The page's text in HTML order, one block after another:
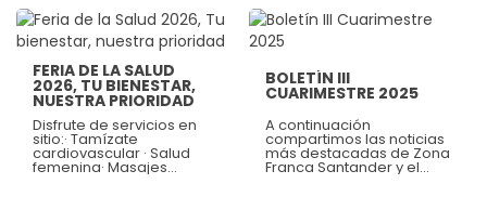
agregado trascendente
en la región, en términos
de creación de
empresas,
competitividad, empleo,
innovación y desarrollo
sostenible. Somos
consientes que del éxito
de nuestra Comunidad de
empresas instaladas
depende el nuestro y por
esto nos preocupamos
por entender muy bien el
agregado trascendente
en la región, en términos
de creación de
empresas,
competitividad, empleo,
innovación y desarrollo
sostenible. Somos
de nuestra Comunidad de
empresas instaladas
depende el nuestro y por
esto nos preocupamos
por entender muy bien el
Ver más
FERIA DE LA SALUD
2026, TU BIENESTAR,
NUESTRA PRIORIDAD
Disfrute de servicios en
sitio:· Tamízate
cardiovascular · Salud
femenina· Masajes
relajantes· Consulta de
Ver más
BOLETÍN III
CUARIMESTRE 2025
A continuación
compartimos las noticias
más destacadas de Zona
Franca Santander y el
sector durante el último